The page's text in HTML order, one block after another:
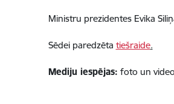
Ministru prezidentes Evika
Sēdei paredzēta tiešraide.
Mediju iespējas: foto un